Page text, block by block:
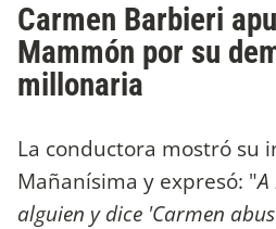
Carmen Barbieri
Mammón por su
millonaria
La conductora mostró su
Mañanísima y expresó: "
alguien y dice 'Carmen